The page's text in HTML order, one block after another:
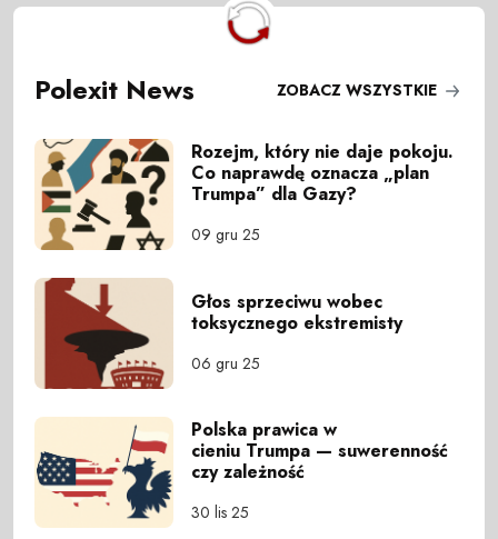
Polexit News ZOBACZ WSZYSTKIE
Rozejm, który nie daje pokoju.
Co naprawdę oznacza „plan
Trumpa” dla Gazy?
09 gru 25
Głos sprzeciwu wobec
toksycznego ekstremisty
06 gru 25
Polska prawica w
cieniu Trumpa — suwerenność
czy zależność
30 lis 25